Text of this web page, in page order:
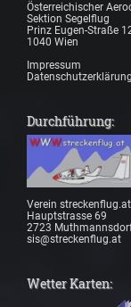
Österreichischer
Sektion Segelflug
Prinz Eugen-Straße
1040 Wien
Impressum
Datenschutzerklärung
Durchführung:
Verein streckenflug.at
Hauptstrasse 69
2723
sis@streckenflug.at
Wetter Karten: